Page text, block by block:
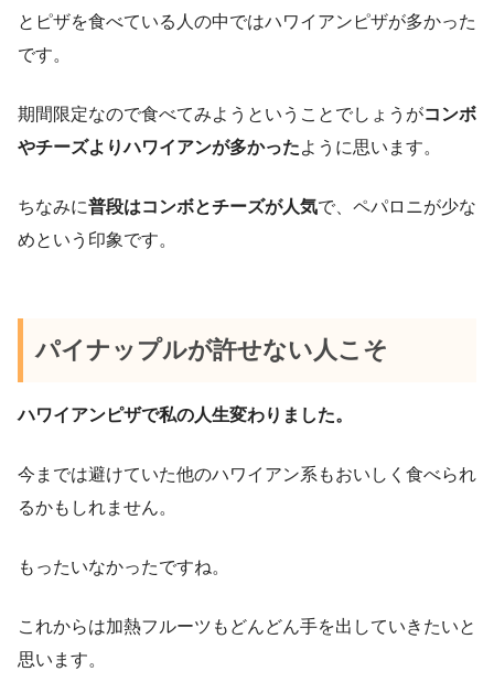
とピザを食べている人の中ではハワイアンピザが多かった
です。
期間限定なので食べてみようということでしょうがコンボ
やチーズよりハワイアンが多かったように思います。
ちなみに普段はコンボとチーズが人気で、ペパロニが少な
めという印象です。
パイナップルが許せない人こそ
ハワイアンピザで私の人生変わりました。
今までは避けていた他のハワイアン系もおいしく食べられ
るかもしれません。
もったいなかったですね。
これからは加熱フルーツもどんどん手を出していきたいと
思います。